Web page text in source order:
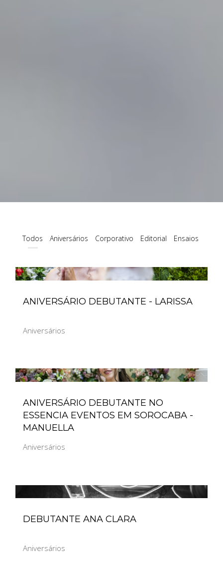
Todos Aniversários Corporativo Editorial Ensaios
ANIVERSÁRIO DEBUTANTE - LARISSA
Aniversários
ANIVERSÁRIO DEBUTANTE NO
ESSENCIA EVENTOS EM SOROCABA -
MANUELLA
Aniversários
DEBUTANTE ANA CLARA
Aniversários